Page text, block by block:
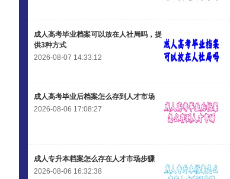
王小姐 185****2848 【申请成功】
陈先生 189****1098 【申请成功】
成人高考毕业档案可以放在人社局吗，提
供3种方式
2026-08-07 14:33:12
成人高考毕业后档案怎么存到人才市场
2026-08-06 17:08:27
成人专升本档案怎么存在人才市场步骤
2026-08-06 16:32:38